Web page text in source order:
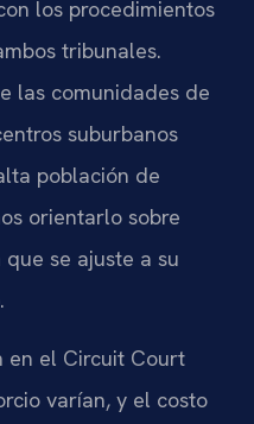
los procedimientos
tribunales.
las comunidades de
suburbanos
población de
orientarlo sobre
se ajuste a su
en el Circuit Court
varían, y el costo